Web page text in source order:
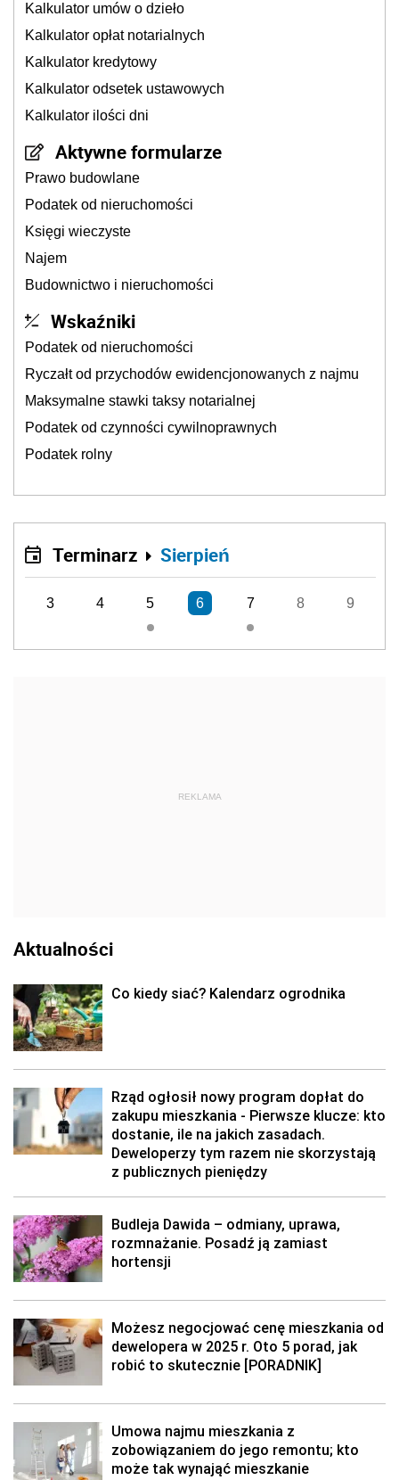
Kalkulator umów o dzieło
Kalkulator opłat notarialnych
Kalkulator kredytowy
Kalkulator odsetek ustawowych
Kalkulator ilości dni
Aktywne formularze
Prawo budowlane
Podatek od nieruchomości
Księgi wieczyste
Najem
Budownictwo i nieruchomości
Wskaźniki
Podatek od nieruchomości
Ryczałt od przychodów ewidencjonowanych z najmu
Maksymalne stawki taksy notarialnej
Podatek od czynności cywilnoprawnych
Podatek rolny
Terminarz Sierpień
3 4 5 6 7 8 9
REKLAMA
Aktualności
Co kiedy siać? Kalendarz ogrodnika
Rząd ogłosił nowy program dopłat do
zakupu mieszkania - Pierwsze klucze: kto
dostanie, ile na jakich zasadach.
Deweloperzy tym razem nie skorzystają
z publicznych pieniędzy
Budleja Dawida – odmiany, uprawa,
rozmnażanie. Posadź ją zamiast
hortensji
Możesz negocjować cenę mieszkania od
dewelopera w 2025 r. Oto 5 porad, jak
robić to skutecznie [PORADNIK]
Umowa najmu mieszkania z
zobowiązaniem do jego remontu; kto
może tak wynająć mieszkanie